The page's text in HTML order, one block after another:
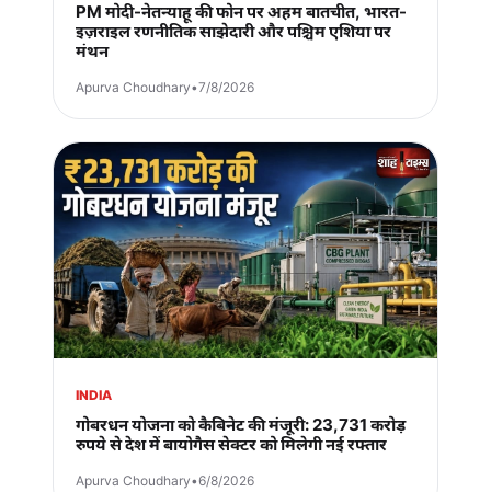
PM मोदी-नेतन्याहू की फोन पर अहम बातचीत, भारत-
इज़राइल रणनीतिक साझेदारी और पश्चिम एशिया पर
मंथन
Apurva Choudhary•7/8/2026
INDIA
गोबरधन योजना को कैबिनेट की मंजूरी: 23,731 करोड़
रुपये से देश में बायोगैस सेक्टर को मिलेगी नई रफ्तार
Apurva Choudhary•6/8/2026